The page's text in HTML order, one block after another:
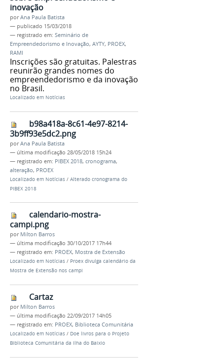
inovação
porAna Paula Batista
— publicado 15/03/2018
— registrado em: Seminário de
Empreendedorismo e Inovação, AYTY, PROEX,
RAMI
Inscrições são gratuitas. Palestras
reunirão grandes nomes do
empreendedorismo e da inovação
no Brasil.
Localizado em Notícias
b98a418a-8c61-4e97-8214-
3b9ff93e5dc2.png
porAna Paula Batista
— última modificação 28/05/2018 15h24
— registrado em: PIBEX 2018, cronograma,
alteração, PROEX
Localizado em Notícias / Alterado cronograma do
PIBEX 2018
calendario-mostra-
campi.png
por Milton Barros
— última modificação 30/10/2017 17h44
— registrado em: PROEX, Mostra de Extensão
Localizado em Notícias / Proex divulga calendário da
Mostra de Extensão nos campi
Cartaz
por Milton Barros
— última modificação 22/09/2017 14h05
— registrado em: PROEX, Biblioteca Comunitária
Localizado em Notícias / Doe livros para o Projeto
Biblioteca Comunitária da Ilha do Baixio